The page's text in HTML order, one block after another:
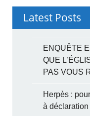
Latest Posts
ENQUÊTE
QUE
PAS VOUS
Herpès :
à